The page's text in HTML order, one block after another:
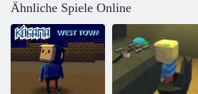
Ähnliche Spiele Online